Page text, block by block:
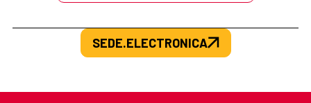
SEDE.ELECTRONICA